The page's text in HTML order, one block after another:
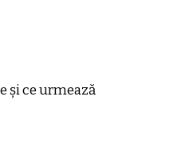
și ce urmează